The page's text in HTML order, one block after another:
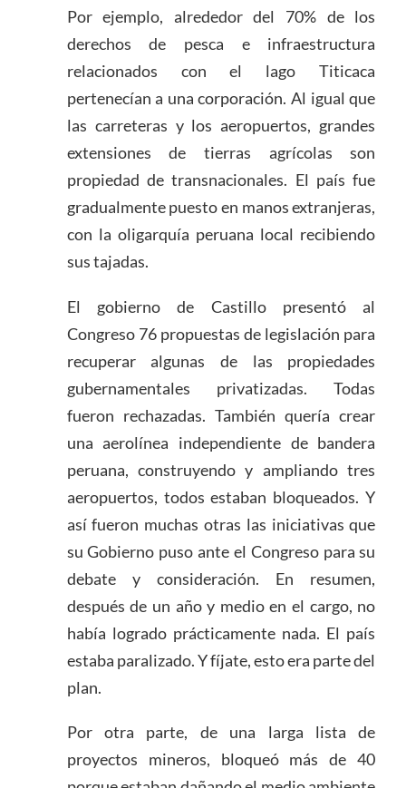
Por ejemplo, alrededor del 70% de los
derechos de pesca e infraestructura
relacionados con el lago Titicaca
pertenecían a una corporación. Al igual que
las carreteras y los aeropuertos, grandes
extensiones de tierras agrícolas son
propiedad de transnacionales. El país fue
gradualmente puesto en manos extranjeras,
con la oligarquía peruana local recibiendo
sus tajadas.
El gobierno de Castillo presentó al
Congreso 76 propuestas de legislación para
recuperar algunas de las propiedades
gubernamentales privatizadas. Todas
fueron rechazadas. También quería crear
una aerolínea independiente de bandera
peruana, construyendo y ampliando tres
aeropuertos, todos estaban bloqueados. Y
así fueron muchas otras las iniciativas que
su Gobierno puso ante el Congreso para su
debate y consideración. En resumen,
después de un año y medio en el cargo, no
había logrado prácticamente nada. El país
estaba paralizado. Y fíjate, esto era parte del
plan.
Por otra parte, de una larga lista de
proyectos mineros, bloqueó más de 40